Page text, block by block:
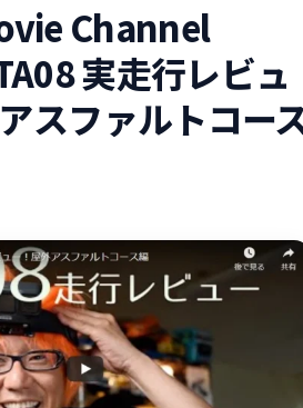
Channel
実走行レビュ
スファルトコー